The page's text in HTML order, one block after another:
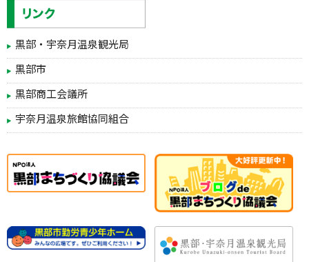
黒部・宇奈月温泉観光局
黒部市
黒部商工会議所
宇奈月温泉旅館協同組合